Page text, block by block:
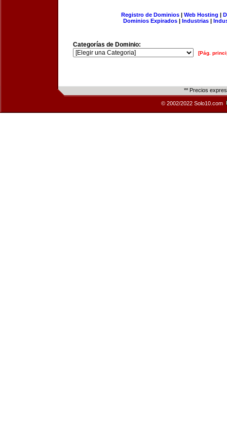
Registro de Dominios| Web Hosting |
Dominios Expirados | Industrias |
Categorías de Dominio:
[Pág.
** Precios
© 2002/2022 Solo10.com